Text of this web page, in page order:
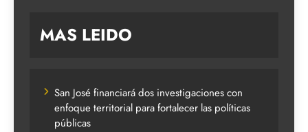
MAS LEIDO
San José financiará dos investigaciones con
enfoque territorial para fortalecer las políticas
públicas